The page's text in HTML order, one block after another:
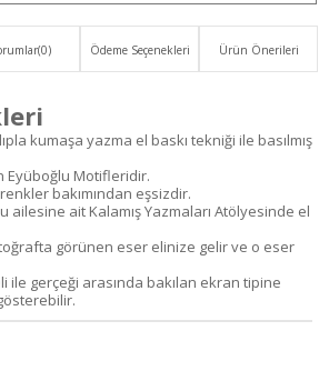
(0) Ödeme Seçenekleri Ürün Önerileri
kumaşa yazma el baskı tekniği ile basılmış
Eyüboğlu Motifleridir.
bakımından eşsizdir.
ailesine ait Kalamış Yazmaları Atölyesinde el
görünen eser elinize gelir ve o eser
ile gerçeği arasında bakılan ekran tipine